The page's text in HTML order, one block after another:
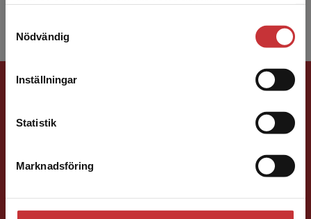
Nödvändig
Inställningar
Statistik
Marknadsföring
studentlitteratur.se via en enhet utanför Sverige.
Vi erbjuder inte leveranser utanför Sverige. För
att kunna slutföra ett köp måste